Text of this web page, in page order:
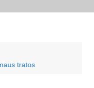
tratos